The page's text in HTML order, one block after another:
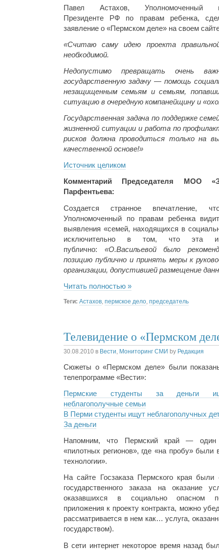
Павел Астахов, Уполномоченный
Президенте РФ по правам ребенка,
заявление о «Пермском деле» на своем
«Считаю саму идею проекта
необходимой.
Недопустимо превращать очень
государственную задачу — помощь
незащищенным семьям и семьям,
ситуацию в очередную компанейщину и
Государственная задача по поддержке
жизненной ситуации и работа по
рисков должна проводиться только на
качественной основе!»
Источник целиком
Комментарий Председателя МОО
Парфентьева:
Создается странное впечатление,
Уполномоченный по правам ребенка
выявления «семей, находящихся в
исключительно в том, что эта
публично: «О.Васильевой было
позицию публично и принять меры к
организации, допустившей размещение
Читать полностью »
Теги: Астахов, пермское дело, председатель
Телевидение о «Пермском
30.08.2010 в Вести Мониторинг СМИ by Редакция
Сюжеты о «Пермском деле» были
телепрограмме «Вести»:
Пермские студенты за деньги
неблагополучные семьи
В Перми студенты ищут неблагополучных
За деньги
Напомним, что Пермский край — один
«пилотных регионов», где «на пробу»
технологии».
На сайте Госзаказа Пермского края были
государственного заказа на оказание
оказавшихся в социально опасном
приложения к проекту контракта, можно
рассматривается в нем как… услуга,
государством).
В сети интернет некоторое время назад